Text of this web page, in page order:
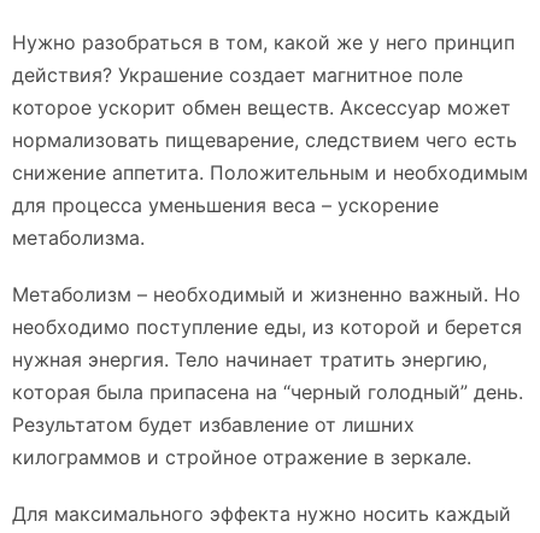
Нужно разобраться в том, какой же у него принцип
действия? Украшение создает магнитное поле
которое ускорит обмен веществ. Аксессуар может
нормализовать пищеварение, следствием чего есть
снижение аппетита. Положительным и необходимым
для процесса уменьшения веса – ускорение
метаболизма.
Метаболизм – необходимый и жизненно важный. Но
необходимо поступление еды, из которой и берется
нужная энергия. Тело начинает тратить энергию,
которая была припасена на “черный голодный” день.
Результатом будет избавление от лишних
килограммов и стройное отражение в зеркале.
Для максимального эффекта нужно носить каждый